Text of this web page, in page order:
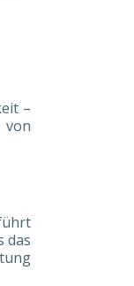
–
von
das